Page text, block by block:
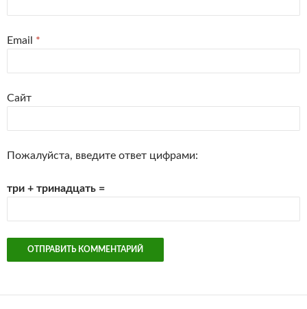
Email *
Сайт
Пожалуйста, введите ответ цифрами:
три + тринадцать =